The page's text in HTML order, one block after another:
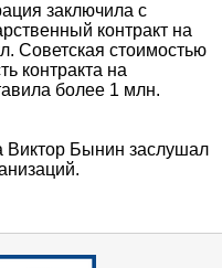
заключила с
контракт на
Советская стоимостью
контракта на
более 1 млн.
Виктор Бынин заслушал